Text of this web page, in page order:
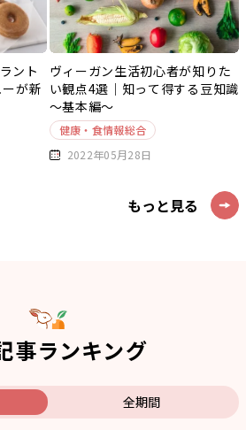
ント
が新
ヴィーガン生活初心者が知りた
い観点4選｜知って得する豆知識
～基本編～
健康・食情報総合
2022年05月28日
もっと見る
事ランキング
全期間